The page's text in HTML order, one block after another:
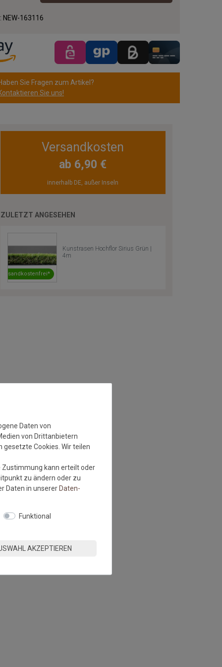
NEW-163116
Sie Fragen zum Artikel?
Sie uns!
Versandkosten
ab 6,90 €
innerhalb DE, außer Inseln
ZULETZT ANGESEHEN
Versandkostenfrei*
Kunstrasen Hochflor Sirius Grün |
4m
Daten von
von Drittanbietern
Cookies. Wir teilen
Zustimmung kann erteilt oder
zu ändern oder zu
Daten in unsererDaten­
Funktional
AKZEPTIEREN